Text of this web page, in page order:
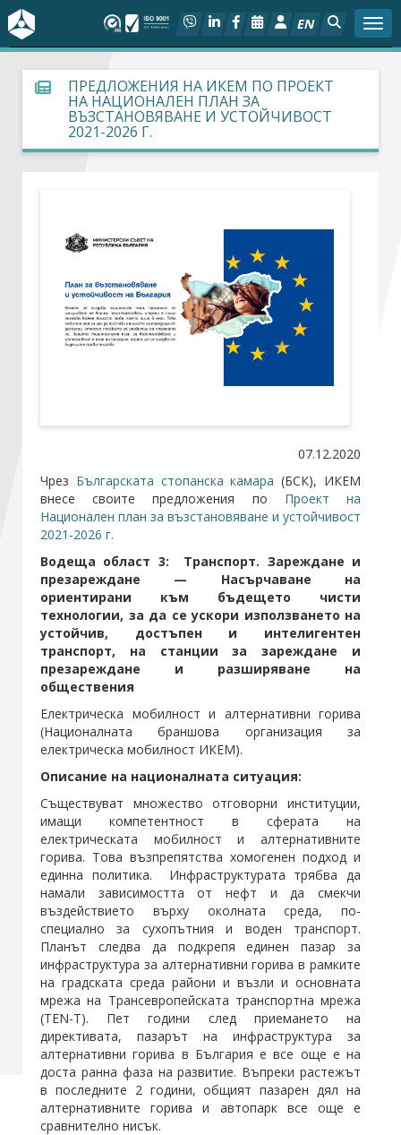
EN
За БСК
На фокус
Актуално
Арбитражен съд
Абонирайте се!
ПРЕДЛОЖЕНИЯ НА ИКЕМ ПО ПРОЕКТ
НА НАЦИОНАЛЕН ПЛАН ЗА
ВЪЗСТАНОВЯВАНЕ И УСТОЙЧИВОСТ
2021-2026 Г.
07.12.2020
Чрез Българската стопанска камара (БСК), ИКЕМ
внесе своите предложения по Проект на
Национален план за възстановяване и устойчивост
2021-2026 г.
Водещa област 3:
Транспорт. Зареждане и
презареждане — Насърчаване на
ориентирани към бъдещето чисти
технологии, за да се ускори използването на
устойчив, достъпен и интелигентен
транспорт, на станции за зареждане и
презареждане и разширяване на
обществения
Електрическа мобилност и алтернативни горива
(Националната браншова организация за
електрическа мобилност ИКЕМ).
Описание на националната ситуация:
Съществуват множество отговорни институции,
имащи компетентност в сферата на
електрическата мобилност и алтернативните
горива. Това възпрепятства хомогенен подход и
единна политика. Инфраструктурата трябва да
намали зависимостта от нефт и да смекчи
въздействието върху околната среда, по-
специално за сухопътния и воден транспорт.
Планът следва да подкрепя единен пазар за
инфраструктура за алтернативни горива в рамките
на градската среда райони и възли и основната
мрежа на Трансевропейската транспортна мрежа
(TEN-T). Пет години след приемането на
директивата, пазарът на инфраструктура за
алтернативни горива в България е все още е на
доста ранна фаза на развитие. Въпреки растежът
в последните 2 години, общият пазарен дял на
алтернативните горива и автопарк все още е
сравнително нисък.